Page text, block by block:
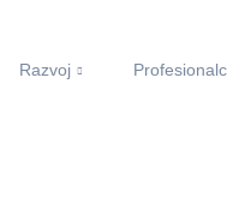
Razvoj